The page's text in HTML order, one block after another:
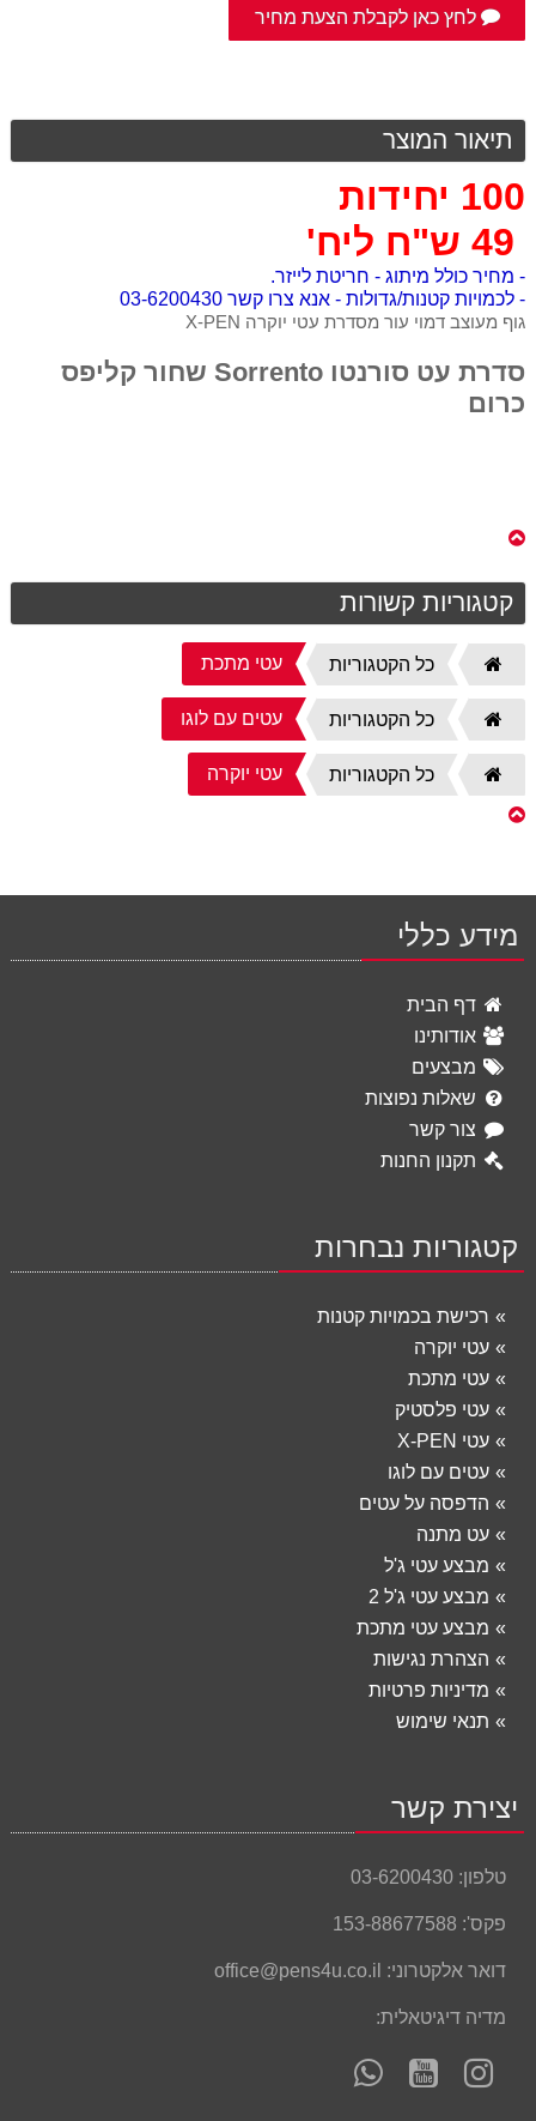
לחץ כאן לקבלת הצעת מחיר
תיאור המוצר
100 יחידות
- מחיר כולל מיתוג - חריטת לייזר.
- לכמויות קטנות/גדולות - אנא צרו קשר 03-6200430
גוף מעוצב דמוי עור מסדרת עטי יוקרה X-PEN
סדרת עט סורנטו Sorrento שחור קליפס
כרום
קטגוריות קשורות
דף
הבית
כל הקטגוריות עטי מתכת
דף
הבית
כל הקטגוריות עטים עם לוגו
דף
הבית
כל הקטגוריות עטי יוקרה
מידע כללי
דף הבית
אודותינו
מבצעים
שאלות נפוצות
צור קשר
תקנון החנות
קטגוריות נבחרות
רכישת בכמויות קטנות
עטי יוקרה
עטי מתכת
עטי פלסטיק
עטי X-PEN
עטים עם לוגו
הדפסה על עטים
עט מתנה
מבצע עטי ג'ל
מבצע עטי ג'ל 2
מבצע עטי מתכת
הצהרת נגישות
מדיניות פרטיות
תנאי שימוש
יצירת קשר
טלפון: 03-6200430
פקס': 153-88677588
דואר אלקטרוני: office@pens4u.co.il
מדיה דיגיטאלית:
עקוב
אחרינו
עקוב
אחרינו